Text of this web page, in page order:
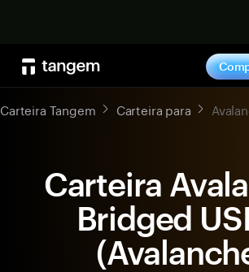
Carteira Tangem Carteira para
Carteira
Bridged